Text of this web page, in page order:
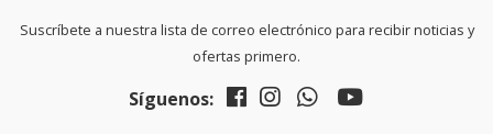
Suscríbete a nuestra lista de correo electrónico para recibir noticias y
ofertas primero.
Síguenos: